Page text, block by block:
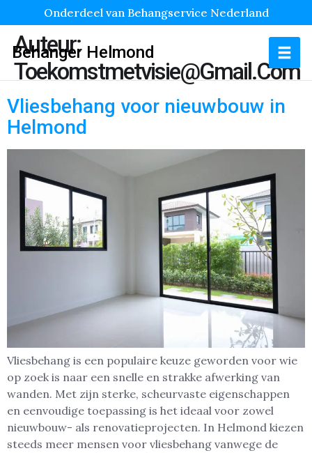
Onderdeel van Behangservice Nederland
Behanger Helmond
Auteur:
Toekomstmetvisie@gmail.com
Vliesbehang voor nieuwbouw in
Helmond
Vliesbehang is een populaire keuze geworden voor wie
op zoek is naar een snelle en strakke afwerking van
wanden. Met zijn sterke, scheurvaste eigenschappen
en eenvoudige toepassing is het ideaal voor zowel
nieuwbouw- als renovatieprojecten. In Helmond kiezen
steeds meer mensen voor vliesbehang vanwege de